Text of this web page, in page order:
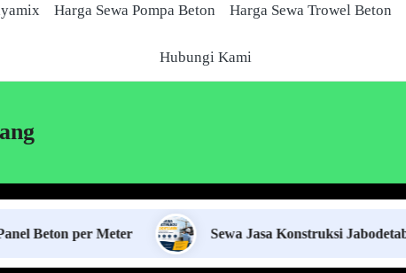
Harga Sewa Pompa Beton Harga Sewa Trowel Beton
Hubungi Kami
per Meter Sewa Jasa Konstruksi Jabodetabek